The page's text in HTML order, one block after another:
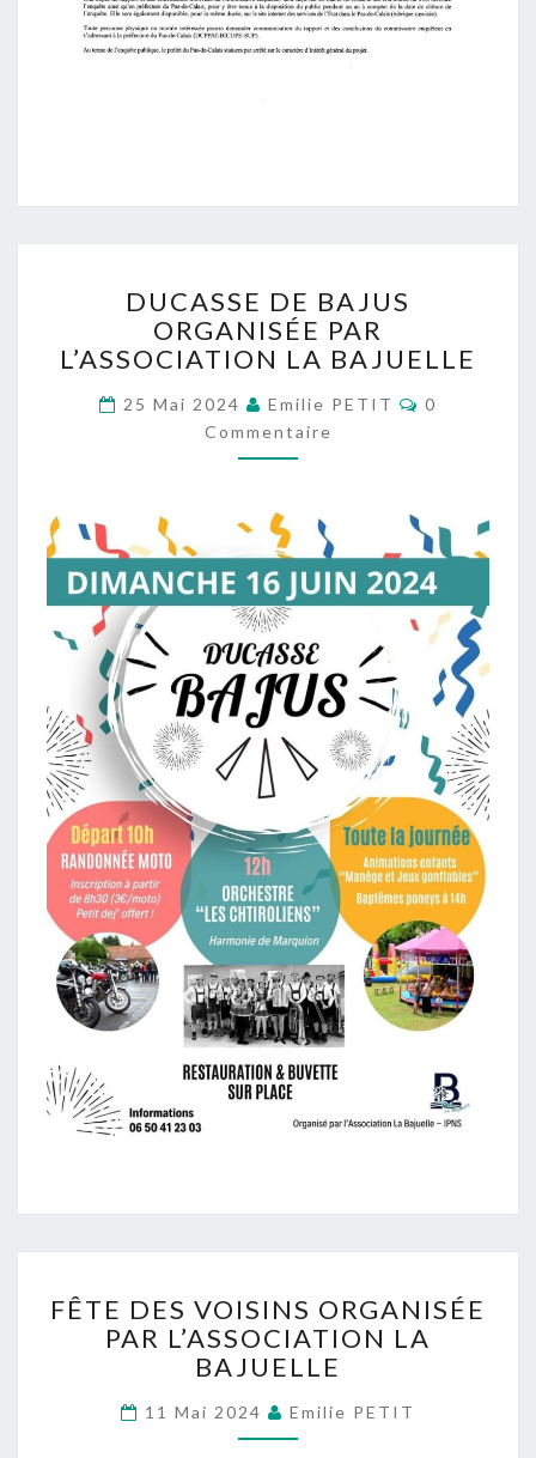
DE
BAJUS
ORGANISÉE
L’ASSOCIATION
LA
BAJUELLE
DUCASSE DE BAJUS
ORGANISÉE PAR
L’ASSOCIATION LA BAJUELLE
25 Mai 2024 Emilie PETIT
0
Commentaire
DES
VOISINS
ORGANISÉE
L’ASSOCIATION
LA
FÊTE DES VOISINS ORGANISÉE
PAR L’ASSOCIATION LA
BAJUELLE
11 Mai 2024 Emilie PETIT